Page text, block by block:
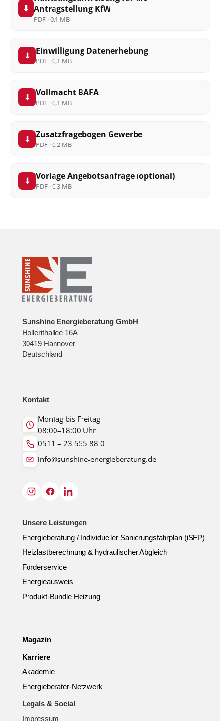
⬇ Antragstellung KfW
PDF · 0,1 MB
⬇ Einwilligung Datenerhebung
PDF · 0,1 MB
⬇ Vollmacht BAFA
PDF · 0,1 MB
⬇ Zusatzfragebogen Gewerbe
PDF · 0,2 MB
⬇ Vorlage Angebotsanfrage (optional)
PDF · 0,3 MB
Sunshine Energieberatung GmbH
Hollerithallee 16A
30419 Hannover
Deutschland
Kontakt
Montag bis Freitag
08:00–18:00 Uhr
0511 – 23 555 88 0
info@sunshine-energieberatung.de
Unsere Leistungen
Energieberatung / Individueller Sanierungsfahrplan (iSFP)
Heizlastberechnung & hydraulischer Abgleich
Förderservice
Energieausweis
Produkt-Bundle Heizung
Magazin
Karriere
Akademie
Energieberater-Netzwerk
Legals & Social
Impressum